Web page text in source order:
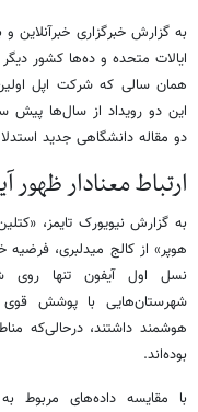
به گزارش خبرگزاری خبرآنلاین
همان سالی که شرکت اپل
این دو رویداد از سال‌ها پیش
دو مقاله دانشگاهی جدید
ارتباط معنادار ظهور
به گزارش نیویورک تایمز،
هوپر» از کالج میدلبری، فرضیه
هوشمند داشتند، درحالی‌که
بوده‌اند.
با مقایسه داده‌های مربوط